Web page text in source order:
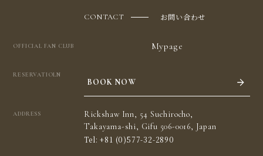
CONTACT お問い合わせ
OFFICIAL FAN CLUB Mypage
RESERVATIOLN
BOOK NOW
ADDRESS
Rickshaw Inn, 54 Suehirocho,
Takayama-shi, Gifu 506-0016, Japan
Tel:+81 (0)577-32-2890